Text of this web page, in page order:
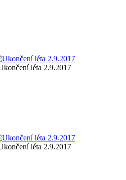
léta 2.9.2017
léta 2.9.2017